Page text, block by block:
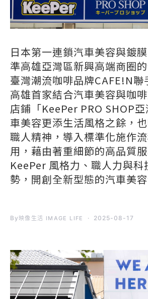
日本第一連鎖汽車美容與鍍
準高雄亞灣區新興高端商圈
臺灣潮流咖啡品牌CAFE!N聯
高雄首家結合汽車美容與咖
店鋪「KeePer PRO SHOP
車美容更添生活風格之餘，
職人精神，導入標準化施作
用，藉由著重細節的高品質
KeePer 風格力、職人力與科
勢，開創全新型態的汽車美
By 映像生活 IMAGE LIFE 2025-08-17